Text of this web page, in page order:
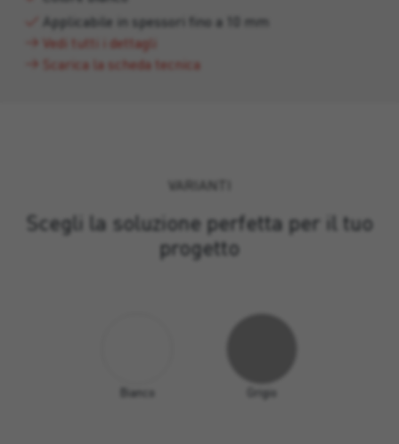
Applicabile in spessori fino a 10 mm
Vedi tutti i dettagli
Scarica la scheda tecnica
VARIANTI
Scegli la soluzione perfetta per il tuo
progetto
Bianco Grigio